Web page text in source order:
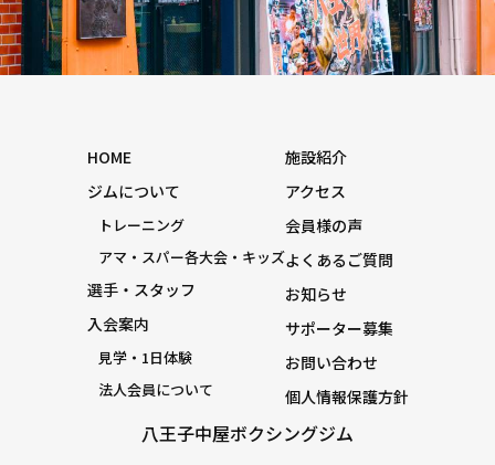
八王子中屋ボクシングジム
HOME
ジムについて
トレーニング
アマ・スパー各大会・キッズ
選手・スタッフ
入会案内
見学・1日体験
法人会員について
施設紹介
アクセス
会員様の声
よくあるご質問
お知らせ
サポーター募集
お問い合わせ
個人情報保護方針